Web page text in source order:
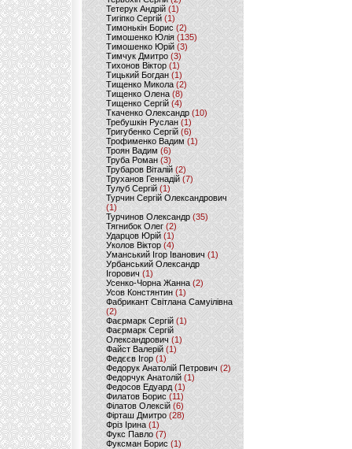
Тетерук Андрій (1)
Тигіпко Сергій(1)
Тимонькін Борис (2)
Тимошенко Юлія (135)
Тимошенко Юрій(3)
Тимчук Дмитро (3)
Тихонов Віктор (1)
Тицький Богдан (1)
Тищенко Микола (2)
Тищенко Олена (8)
Тищенко Сергій (4)
Ткаченко Олександр (10)
Требушкін Руслан (1)
Тригубенко Сергій(6)
Трофименко Вадим (1)
Троян Вадим (6)
Труба Роман(3)
Трубаров Віталій (2)
Труханов Геннадій (7)
Тулуб Сергій(1)
Турчин Сергій Олександрович
(1)
Турчинов Олександр(35)
Тягнибок Олег (2)
Ударцов Юрій (1)
Уколов Віктор(4)
Уманський Ігор Іванович(1)
Урбанський Олександр
Ігорович (1)
Усенко-Чорна Жанна (2)
Усов Констянтин(1)
Фабрикант Світлана Самуілівна
(2)
Фаєрмарк Сергій(1)
Фаєрмарк Сергій
Олександрович (1)
Файст Валерій(1)
Федєєв Ігор (1)
Федорук Анатолій Петрович (2)
Федорчук Анатолій (1)
Федосов Едуард (1)
Филатов Борис (11)
Філатов Олексій (6)
Фірташ Дмитро (28)
Фріз Ірина (1)
Фукс Павло (7)
Фуксман Борис (1)